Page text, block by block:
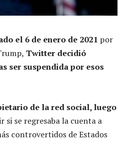
el 6 de enero de 2021 por
Twitter decidió
ser suspendida por esos
de la red social, luego
si se regresaba la cuenta a
controvertidos de Estados